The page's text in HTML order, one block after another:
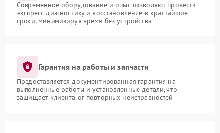
Современное оборудование и опыт позволяют провести
экспресс-диагностику и восстановление в кратчайшие
сроки, минимизируя время без устройства
Гарантия на работы и запчасти
Предоставляется документированная гарантия на
выполненные работы и установленные детали, что
защищает клиента от повторных неисправностей